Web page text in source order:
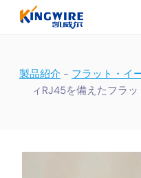
製品紹介 - フラット・イ
ィRJ45を備えたフラ